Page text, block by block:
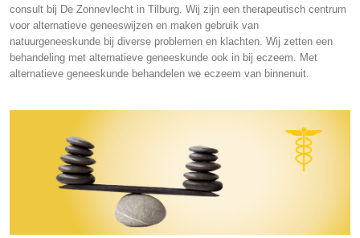
consult bij De Zonnevlecht in Tilburg. Wij zijn een therapeutisch centrum
voor alternatieve geneeswijzen en maken gebruik van
natuurgeneeskunde bij diverse problemen en klachten. Wij zetten een
behandeling met alternatieve geneeskunde ook in bij eczeem. Met
alternatieve geneeskunde behandelen we eczeem van binnenuit.